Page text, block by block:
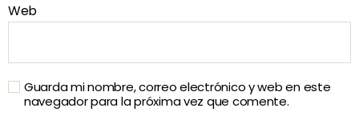
Web
Guarda mi nombre, correo electrónico y web en este
navegador para la próxima vez que comente.